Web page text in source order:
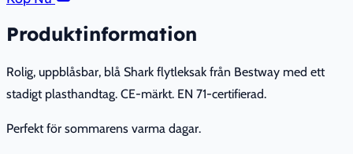
Produktinformation
Rolig, uppblåsbar, blå Shark flytleksak från Bestway med ett
stadigt plasthandtag. CE-märkt. EN 71-certifierad.
Perfekt för sommarens varma dagar.